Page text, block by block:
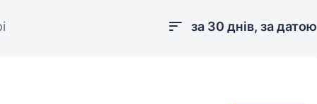
за 30 днів, за датою